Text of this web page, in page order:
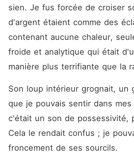
sien. Je fus forcée de croiser
d'argent étaient comme des
contenant aucune chaleur,
froide et analytique qui était
manière plus terrifiante que la
Son loup intérieur grognait, un
que je pouvais sentir dans
c'était un son de possessivité,
Cela le rendait confus ; je
froncement de ses sourcils.